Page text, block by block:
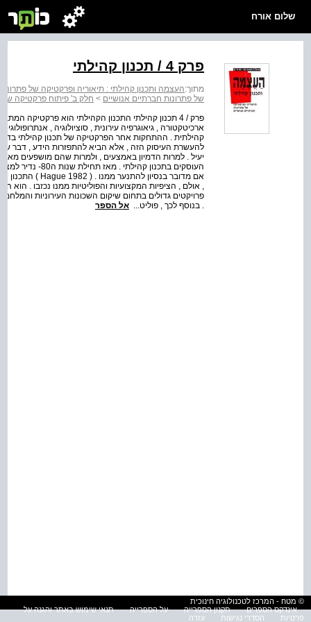
שלום אורח
פרק 4 / תכנון קהילתי
מתוך:העצמה ותכנון קהילתי : תיאוריה ופרקטיקה של
של פתרונות חברתיים אנושיים > חלק ב' פיתוח פרקטיקה של
פרק / 4 תכנון קהילתי התכנון הקהילתי הוא פרקטיקה
ארכיטקטורה , גיאוגרפיה עירונית , סוציולוגיה ,
קהילתית . ההתחקות אחר הפרקטיקה של תכנון קהילתי
להעשרת העיסוק הזה , אלא הביא להתפזרות הידע , דבר
יעיל . למרות הדמיון באמצעים , ולמרות שהם מושפעים
העוסקים בתכנון
, אולם , הציפיות המקצועיות והפוליטיות ממנו נכזבו .
פרויקטים גדולים בתחום שיקום השכונות העירוניות
. בנוסף לכך , פוליט... אל הספר
© מטח - המרכז לטכנולוגיה חינוכית
אינדקס הספרים
תקנון הספרייה על הספרייה
תנאי שימוש באתר והגנה על
פרטיות
הסדרי נגישות עזרה